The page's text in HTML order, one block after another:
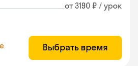
от 3190 ₽ / урок
Выбрать время